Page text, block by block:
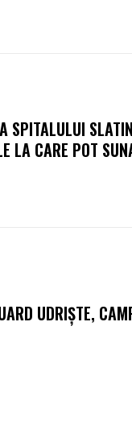
SPITALULUI
LA CARE POT
UDRIȘTE,